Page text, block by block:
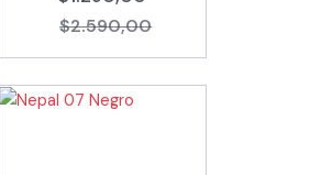
$2.590,00